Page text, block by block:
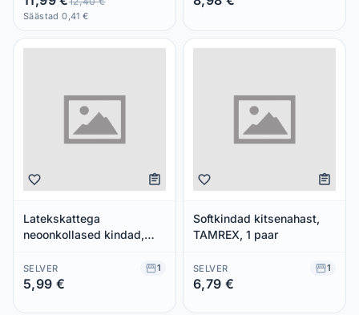
Säästad 0,41 €
Latekskattega
neoonkollased kindad,
SELVER 1
5,99 €
Softkindad kitsenahast,
TAMREX, 1 paar
SELVER 1
6,79 €